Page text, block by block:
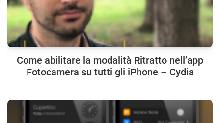
Come abilitare la modalità Ritratto nell’app
Fotocamera su tutti gli iPhone – Cydia